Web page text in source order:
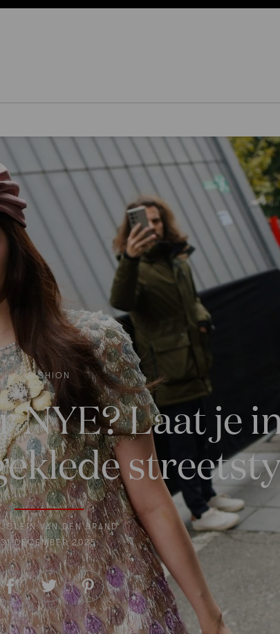
FASHION
NYE? Laat je
VAN DEN BRAND
31 DECEMBER 2025